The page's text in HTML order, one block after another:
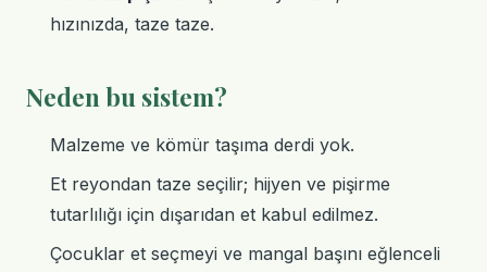
hızınızda, taze taze.
Neden bu sistem?
Malzeme ve kömür taşıma derdi yok.
Et reyondan taze seçilir; hijyen ve pişirme
tutarlılığı için dışarıdan et kabul edilmez.
Çocuklar et seçmeyi ve mangal başını eğlenceli